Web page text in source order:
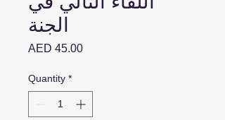
الجنة
AED 45.00Price
Quantity *